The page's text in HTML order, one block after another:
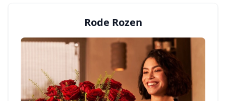
Rode Rozen